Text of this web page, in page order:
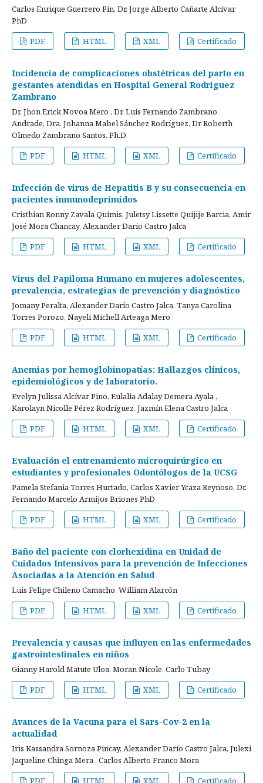
Carlos Enrique Guerrero Pin, Dr. Jorge Alberto Cañarte Alcívar
PhD
PDF
HTML XML Certificado
Incidencia de complicaciones obstétricas del parto en
gestantes atendidas en Hospital General Rodríguez
Zambrano
Dr. Jhon Erick Novoa Mero , Dr. Luis Fernando Zambrano
Andrade, Dra. Johanna Mabel Sánchez Rodríguez, Dr Roberth
Olmedo Zambrano Santos. Ph.D
PDF
HTML XML Certificado
Infección de virus de Hepatitis B y su consecuencia en
pacientes inmunodeprimidos
Cristhian Ronny Zavala Quimis, Juletsy Lissette Quijije Barcia, Amir
José Mora Chancay, Alexander Dario Castro Jalca
PDF
HTML XML Certificado
Virus del Papiloma Humano en mujeres adolescentes,
prevalencia, estrategias de prevención y diagnóstico
Jomany Peralta, Alexander Darío Castro Jalca, Tanya Carolina
Torres Porozo, Nayeli Michell Arteaga Mero
PDF
HTML XML Certificado
Anemias por hemoglobinopatías: Hallazgos clínicos,
epidemiológicos y de laboratorio.
Evelyn Julissa Alcívar Pino, Eulalia Adalay Demera Ayala ,
Karolayn Nicolle Pérez Rodríguez, Jazmín Elena Castro Jalca
PDF
HTML XML Certificado
Evaluación el entrenamiento microquirúrgico en
estudiantes y profesionales Odontólogos de la UCSG
Pamela Stefania Torres Hurtado, Carlos Xavier Ycaza Reynoso, Dr.
Fernando Marcelo Armijos Briones PhD
PDF
HTML XML Certificado
Baño del paciente con clorhexidina en Unidad de
Cuidados Intensivos para la prevención de Infecciones
Asociadas a la Atención en Salud
Luis Felipe Chileno Camacho, William Alarcón
PDF
HTML XML Certificado
Prevalencia y causas que influyen en las enfermedades
gastrointestinales en niños
Gianny Harold Matute Uloa, Moran Nicole, Carlo Tubay
PDF
HTML XML Certificado
Avances de la Vacuna para el Sars-Cov-2 en la
actualidad
Iris Kassandra Sornoza Pincay, Alexander Darío Castro Jalca, Julexi
Jaqueline Chinga Mera , Carlos Alberto Franco Mora
PDF
HTML XML Certificado